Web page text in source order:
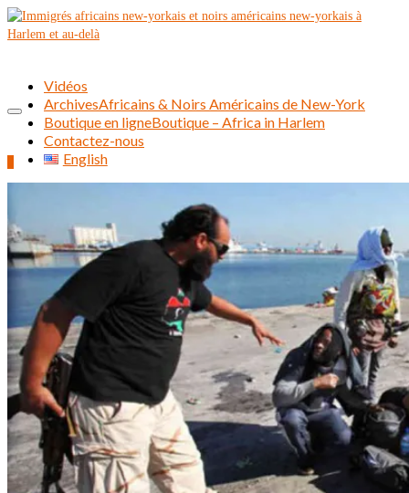
Vidéos
ArchivesAfricains & Noirs Américains de New-York
Boutique en ligneBoutique – Africa in Harlem
Contactez-nous
English